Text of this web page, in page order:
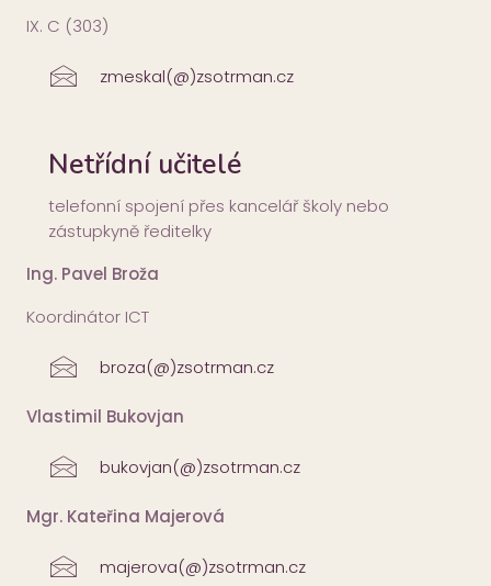
IX. C (303)
zmeskal(@)zsotrman.cz
Netřídní učitelé
telefonní spojení přes kancelář školy nebo
zástupkyně ředitelky
Ing. Pavel Broža
Koordinátor ICT
broza(@)zsotrman.cz
Vlastimil Bukovjan
bukovjan(@)zsotrman.cz
Mgr. Kateřina Majerová
majerova(@)zsotrman.cz